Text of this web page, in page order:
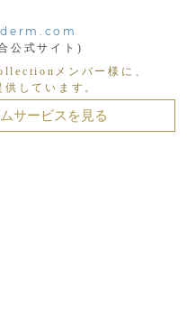
公式サイト)
メンバー様に、
しています。
サービスを見る